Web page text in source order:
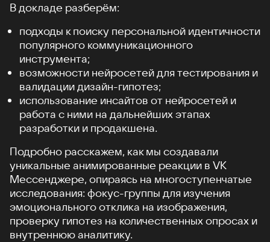
В докладе разберём:
подходы к поиску персональной идентичности
популярного коммуникационного
инструмента;
возможности нейросетей для тестирования и
валидации дизайн-гипотез;
использование инсайтов от нейросетей и
работа с ними на дальнейших этапах
разработки и продакшена.
Подробно расскажем, как мы создавали
уникальные анимированные реакции в VK
Мессенджере, опираясь на многоступенчатые
исследования: фокус-группы для изучения
эмоционального отклика на изображения,
проверку гипотез на количественных опросах и
внутреннюю аналитику.